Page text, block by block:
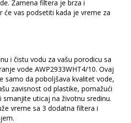
Zamena filtera je brza i
će vas podsetiti kada je vreme za
i čistu vodu za vašu porodicu sa
vode AWP2933WHT4/10. Ovaj
samo da poboljšava kvalitet vode,
zavisnost od plastike, pomažući
uticaj na životnu sredinu.
vreme sa 3 dodatna filtera i